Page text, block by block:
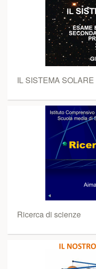
IL SISTEMA
Ricerca di scienze